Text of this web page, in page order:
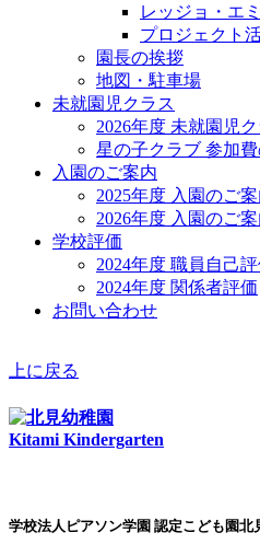
レッジョ・エ
プロジェクト
園長の挨拶
地図・駐車場
未就園児クラス
2026年度 未就園児
星の子クラブ 参加
入園のご案内
2025年度 入園のご
2026年度 入園のご
学校評価
2024年度 職員自己
2024年度 関係者評価
お問い合わせ
上に戻る
Kitami Kindergarten
学校法人ピアソン学園 認定こども園北